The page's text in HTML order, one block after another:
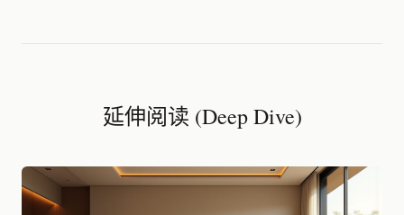
延伸阅读 (Deep Dive)